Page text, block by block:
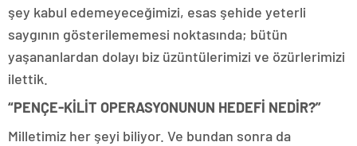
şey kabul edemeyeceğimizi, esas şehide yeterli
saygının gösterilememesi noktasında; bütün
yaşananlardan dolayı biz üzüntülerimizi ve özürlerimizi
ilettik.
“PENÇE-KİLİT OPERASYONUNUN HEDEFİ NEDİR?”
Milletimiz her şeyi biliyor. Ve bundan sonra da